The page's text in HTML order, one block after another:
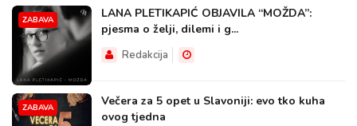
ZABAVA
LANA PLETIKAPIĆ OBJAVILA “MOŽDA”:
pjesma o želji, dilemi i g...
Redakcija
ZABAVA
Večera za 5 opet u Slavoniji: evo tko kuha
ovog tjedna